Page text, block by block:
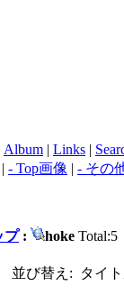
Album | Links |
| - Top画像 | - その
プ: hoke Total:5
並び替え: タイ